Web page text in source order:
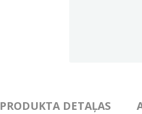
PRODUKTA DETAĻAS